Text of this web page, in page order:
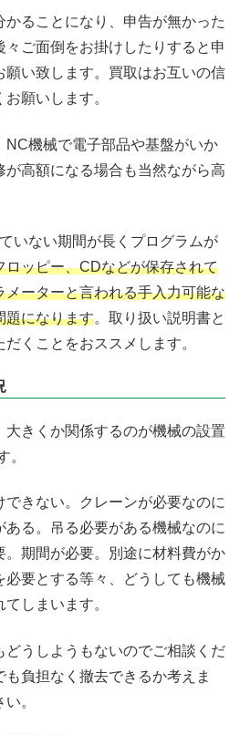
ることになり、申告が無かった
ご面倒をお掛けしたりすると申
願い致します。買取はお互いの信
願いします。
NC機械で電子部品や基盤がいか
が高額になる場合も当然ながら高
いない期間が長くプログラムが
ロッピー、CDなどが保存されて
メーターと言われる手入力可能な
題になります。取り扱い説明書と
くことをおススメします。
きくか関係するのが機械の設置
。
きない。クレーンが必要なのに
ある。吊る必要がある機械なのに
。期間が必要。別途に材料費がか
必要とする等々、どうしても機械
しまいます。
どうしようもないのでご相談くだ
負担なく撤去できるか考えま
。